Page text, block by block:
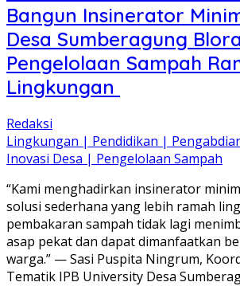
Bangun Insinerator
Desa Sumberagung
Pengelolaan Sampah
Lingkungan ‎
Redaksi
Lingkungan | Pendidikan |
Inovasi Desa | Pengelolaan Sampah
“Kami menghadirkan insinerator
solusi sederhana yang lebih ramah
pembakaran sampah tidak lagi
asap pekat dan dapat dimanfaatkan
warga.” — Sasi Puspita Ningrum,
Tematik IPB University Desa